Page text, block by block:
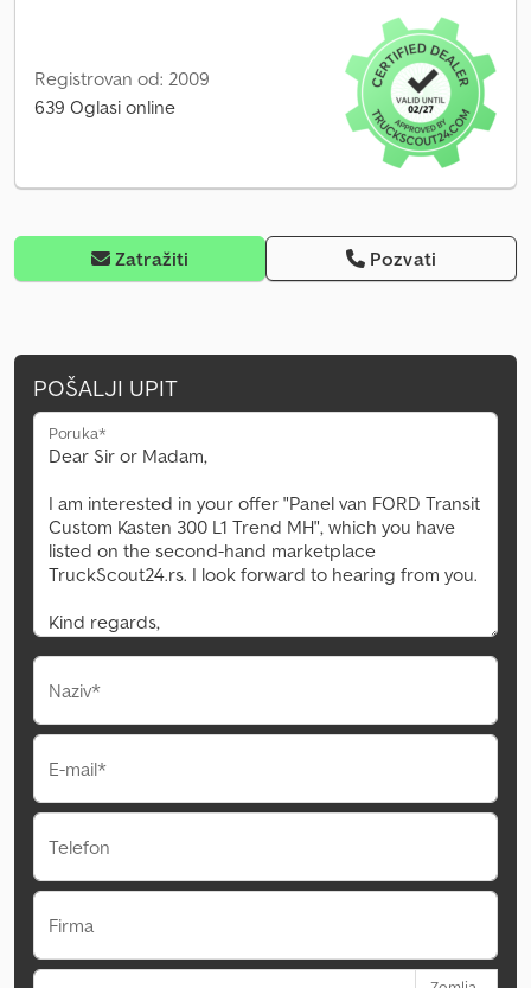
Registrovan od: 2009
639 Oglasi online
Zatražiti Pozvati
POŠALJI UPIT
Poruka*
Naziv*
E-mail*
Telefon
Firma